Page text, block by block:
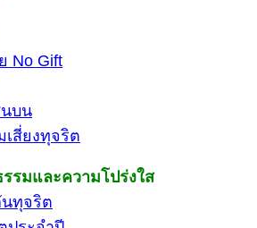
No Gift
นบน
เสี่ยงทุจริต
รมและความโปร่งใส
ทุจริต